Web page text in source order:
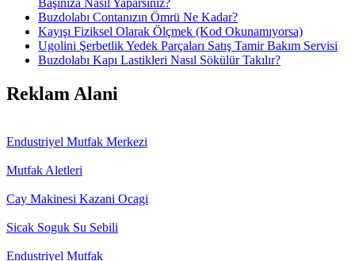
Başınıza Nasıl Yaparsınız?
Buzdolabı Contanızın Ömrü Ne Kadar?
Kayışı Fiziksel Olarak Ölçmek (Kod Okunamıyorsa)
Ugolini Şerbetlik Yedek Parçaları Satış Tamir Bakım Servisi
Buzdolabı Kapı Lastikleri Nasıl Sökülür Takılır?
Reklam Alani
Endustriyel Mutfak Merkezi
Mutfak Aletleri
Cay Makinesi Kazani Ocagi
Sicak Soguk Su Sebili
Endustriyel Mutfak